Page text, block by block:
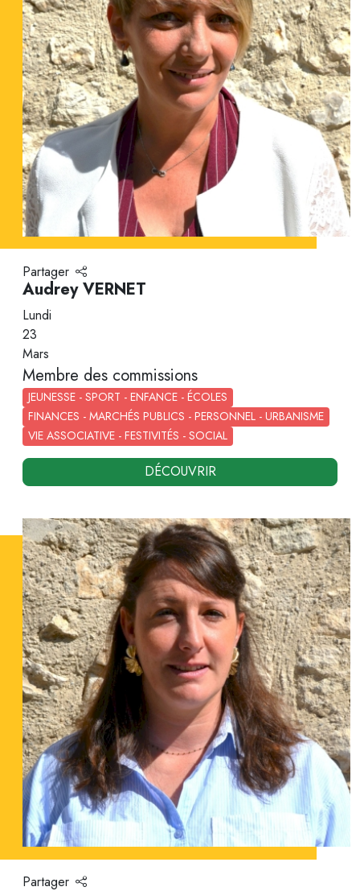
Partager
Audrey VERNET
Lundi
23
Mars
Membre des commissions
JEUNESSE - SPORT - ENFANCE - ÉCOLES
FINANCES - MARCHÉS PUBLICS - PERSONNEL - URBANISME
VIE ASSOCIATIVE - FESTIVITÉS - SOCIAL
DÉCOUVRIR
Partager